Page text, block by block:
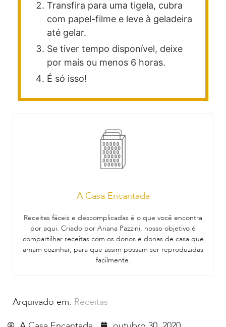
Transfira para uma tigela, cubra
com papel-filme e leve à geladeira
até gelar.
Se tiver tempo disponível, deixe
por mais ou menos 6 horas.
É só isso!
A Casa Encantada
Receitas fáceis e descomplicadas é o que você encontra
por aqui. Criado por Ariana Pazzini, nosso objetivo é
compartilhar receitas com os donos e donas de casa que
amam cozinhar, para que assim possam ser reproduzidas
facilmente.
Arquivado em: Receitas